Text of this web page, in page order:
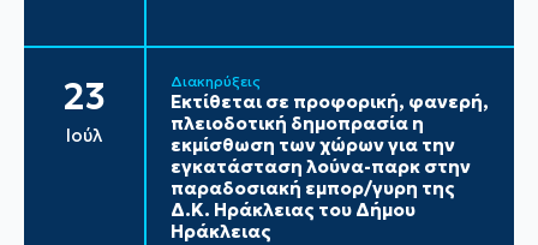
23
Ιούλ
Διακηρύξεις
Εκτίθεται σε προφορική, φανερή,
πλειοδοτική δημοπρασία η
εκμίσθωση των χώρων για την
εγκατάσταση λούνα-παρκ στην
παραδοσιακή εμπορ/γυρη της
Δ.Κ. Ηράκλειας του Δήμου
Ηράκλειας